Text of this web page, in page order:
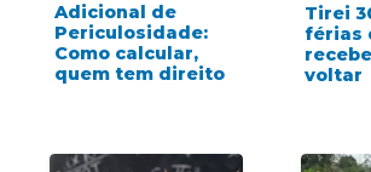
Adicional de
Periculosidade:
Como calcular,
quem tem direito
Tirei
férias
voltar